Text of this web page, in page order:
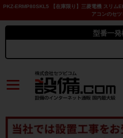
PKZ-ERMP80SKL5 【在庫限り】三菱電機 スリム
アコンのセツ
型番一発